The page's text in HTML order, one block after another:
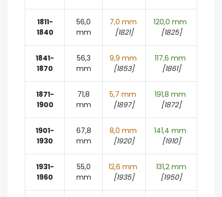
1811-
1840
56,0
mm
7,0 mm
[1821]
120,0 mm
[1825]
1841-
1870
56,3
mm
9,9 mm
[1853]
117,6 mm
[1861]
1871-
1900
71,8
mm
5,7 mm
[1897]
191,8 mm
[1872]
1901-
1930
67,8
mm
8,0 mm
[1920]
141,4 mm
[1910]
1931-
1960
55,0
mm
12,6 mm
[1935]
131,2 mm
[1950]